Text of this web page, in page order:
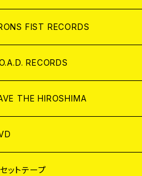
レル FIST RECORDS
RECORDS
THE HIROSHIMA
レル
ットテープ